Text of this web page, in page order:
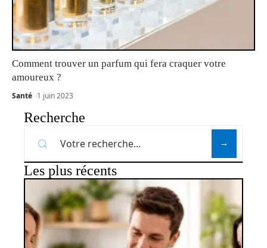
Comment trouver un parfum qui fera craquer votre
amoureux ?
Santé 1 juin 2023
Recherche
Les plus récents